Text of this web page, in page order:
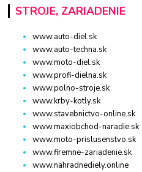
STROJE, ZARIADENIE
www.auto-diel.sk
www.auto-techna.sk
www.moto-diel.sk
www.profi-dielna.sk
www.polno-stroje.sk
www.krby-kotly.sk
www.stavebnictvo-online.sk
www.maxiobchod-naradie.sk
www.moto-prislusenstvo.sk
www.firemne-zariadenie.sk
www.nahradnediely.online